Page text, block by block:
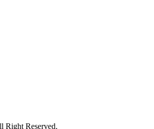
Right Reserved.